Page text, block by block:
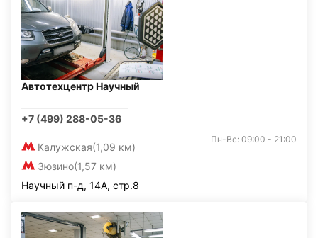
Автотехцентр Научный
+7 (499) 288-05-36
Калужская(1,09 км)
Зюзино(1,57 км)
Пн-Вс: 09:00 - 21:00
Научный п-д, 14А, стр.8